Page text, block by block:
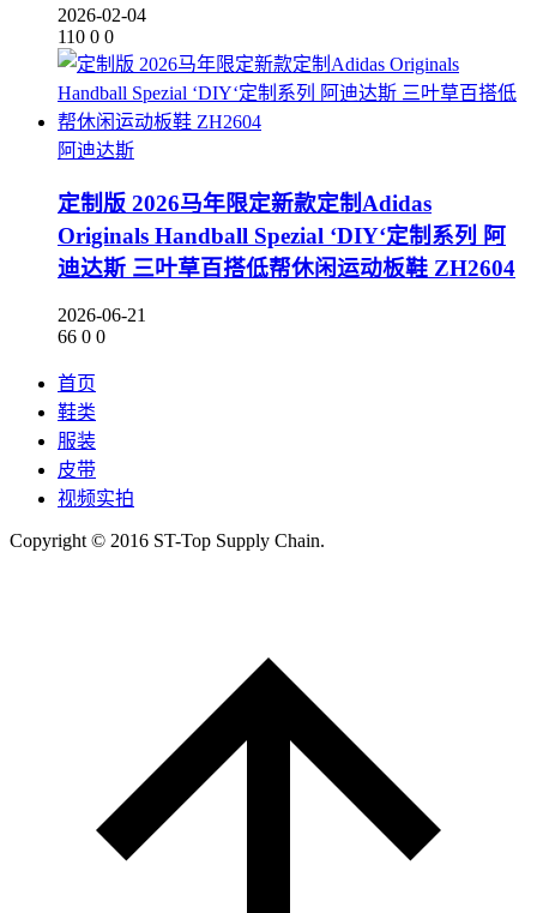
2026-02-04
110 0 0
阿迪达斯
定制版 2026马年限定新款定制Adidas
Originals Handball Spezial ‘DIY‘定制系列 阿
迪达斯 三叶草百搭低帮休闲运动板鞋 ZH2604
2026-06-21
66 0 0
首页
鞋类
服装
皮带
视频实拍
Copyright © 2016 ST-Top Supply Chain.